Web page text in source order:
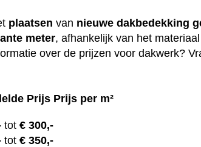
plaatsen van nieuwe dakbedekking
meter, afhankelijk van het
over de prijzen voor dakwerk?
Prijs Prijs per m²
tot€ 300,-
tot€ 350,-